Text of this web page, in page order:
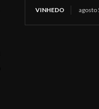
VINHEDO agosto